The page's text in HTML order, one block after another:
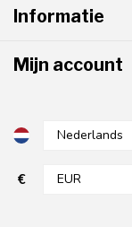
Informatie
Mijn account
€